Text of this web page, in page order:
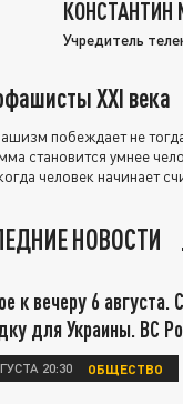
КОНСТАНТИН
Учредитель
XXI века
побеждает не
становится умнее
человек начинает
НОВОСТИ
к вечеру 6
для Украины. ВС
20:30 ОБЩЕСТВО